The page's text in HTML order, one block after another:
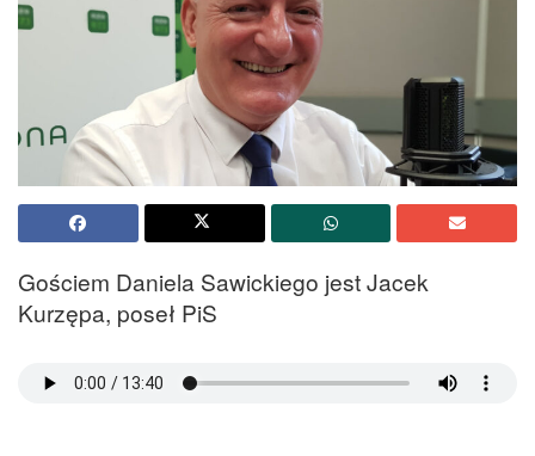
Gościem Daniela Sawickiego jest Jacek
Kurzępa, poseł PiS